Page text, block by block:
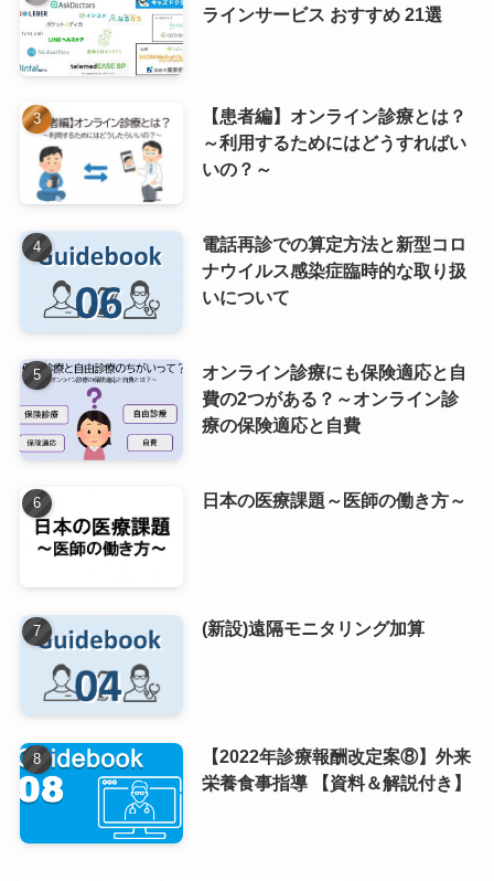
ラインサービス おすすめ 21選
【患者編】オンライン診療とは？
～利用するためにはどうすればい
いの？～
電話再診での算定方法と新型コロ
ナウイルス感染症臨時的な取り扱
いについて
オンライン診療にも保険適応と自
費の2つがある？～オンライン診
療の保険適応と自費
日本の医療課題～医師の働き方～
(新設)遠隔モニタリング加算
【2022年診療報酬改定案⑧】外来
栄養食事指導 【資料＆解説付き】